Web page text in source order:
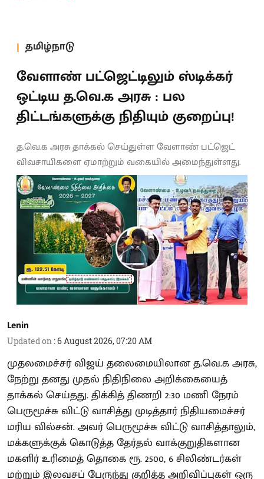
தமிழ்நாடு
வேளாண் பட்ஜெட்டிலும் ஸ்டிக்கர்
ஒட்டிய த.வெ.க அரசு : பல
திட்டங்களுக்கு நிதியும் குறைப்பு!
த.வெ.க அரசு தாக்கல் செய்துள்ள வேளாண் பட்ஜெட்
விவசாயிகளை ஏமாற்றும் வகையில் அமைந்துள்ளது.
Lenin
Updated on :6 August 2026, 07:20 AM
முதலமைச்சர் விஜய் தலைமையிலான த.வெ.க அரசு,
நேற்று தனது முதல் நிதிநிலை அறிக்கையைத்
தாக்கல் செய்தது. திக்கித் திணறி 2:30 மணி நேரம்
பெருமூச்சு விட்டு வாசித்து முடித்தார் நிதியமைச்சர்
மரிய வில்சன். அவர் பெருமூச்சு விட்டு வாசித்தாலும்,
மக்களுக்குக் கொடுத்த தேர்தல் வாக்குறுதிகளான
மகளிர் உரிமைத் தொகை ரூ. 2500, 6 சிலிண்டர்கள்
மற்றும் இலவசப் பேருந்து குறித்த அறிவிப்புகள் ஒரு